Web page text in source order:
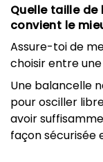
Quelle taille
convient le
Assure-toi de
choisir entre
Une balancelle
pour osciller
avoir
façon sécurisée